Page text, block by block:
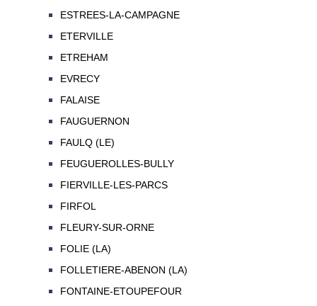
ESTREES-LA-CAMPAGNE
ETERVILLE
ETREHAM
EVRECY
FALAISE
FAUGUERNON
FAULQ (LE)
FEUGUEROLLES-BULLY
FIERVILLE-LES-PARCS
FIRFOL
FLEURY-SUR-ORNE
FOLIE (LA)
FOLLETIERE-ABENON (LA)
FONTAINE-ETOUPEFOUR